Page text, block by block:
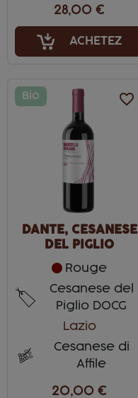
28,00 €
ACHETEZ
favorite_border
Bio
DANTE, CESANESE
DEL PIGLIO
Rouge
Cesanese del
Piglio DOCG
Lazio
Cesanese di
Affile
20,00 €